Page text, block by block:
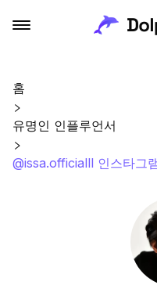
홈
유명인 인플루언서
@issa.officialll 인스타그